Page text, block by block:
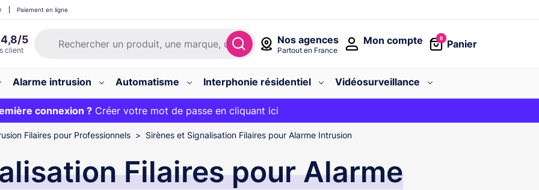
Nos agences
Partout en France
0
Panier
Mon compte
Paiement en ligne
Alarme intrusion Automatisme Interphonie résidentiel
Vidéosurveillance
OFFERT sur votre panier et livraison 24/48h gratuite avec le code
connexion ?Créer votre mot de passe en cliquant ici
:
Filaires pour Professionnels Sirènes et Signalisation Filaires pour Alarme Intrusion
Filaires pour Alarme